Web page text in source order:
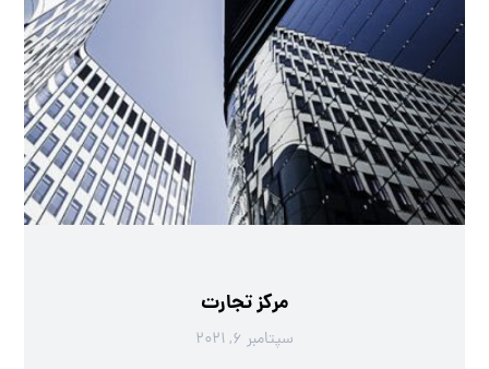
مرکز تجارت
سپتامبر ۶, ۲۰۲۱